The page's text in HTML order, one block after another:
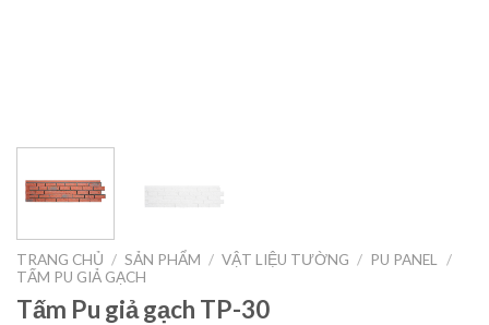
TRANG CHỦ / SẢN PHẨM / VẬT LIỆU TƯỜNG / PU PANEL
/
TẤM PU GIẢ GẠCH
Tấm Pu giả gạch TP-30